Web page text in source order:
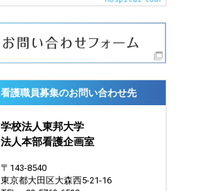
看護職員募集のお問い合わせ先
学校法人東邦大学
法人本部看護企画室
〒143-8540
東京都大田区大森西5-21-16